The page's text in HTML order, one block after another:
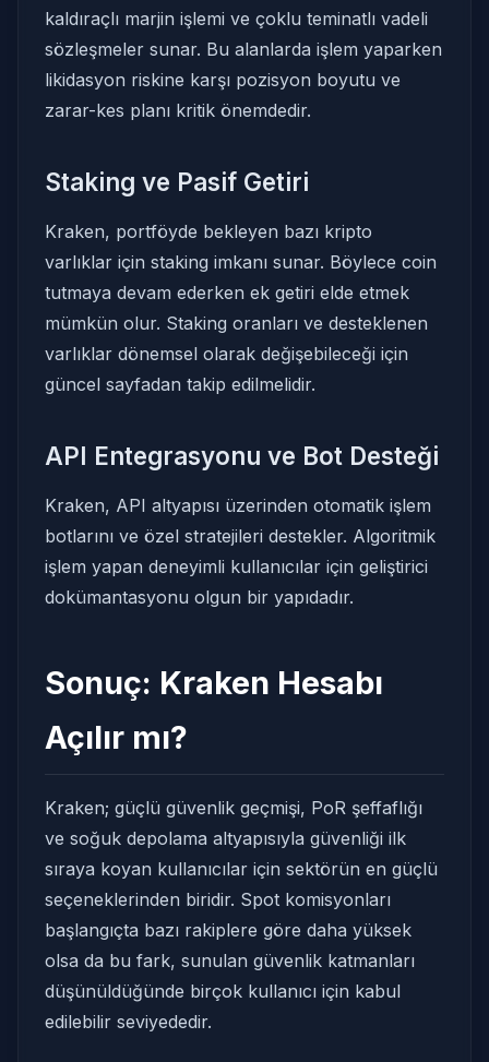
kaldıraçlı marjin işlemi ve çoklu teminatlı vadeli
sözleşmeler sunar. Bu alanlarda işlem yaparken
likidasyon riskine karşı pozisyon boyutu ve
zarar-kes planı kritik önemdedir.
Staking ve Pasif Getiri
Kraken, portföyde bekleyen bazı kripto
varlıklar için staking imkanı sunar. Böylece coin
tutmaya devam ederken ek getiri elde etmek
mümkün olur. Staking oranları ve desteklenen
varlıklar dönemsel olarak değişebileceği için
güncel sayfadan takip edilmelidir.
API Entegrasyonu ve Bot Desteği
Kraken, API altyapısı üzerinden otomatik işlem
botlarını ve özel stratejileri destekler. Algoritmik
işlem yapan deneyimli kullanıcılar için geliştirici
dokümantasyonu olgun bir yapıdadır.
Sonuç: Kraken Hesabı
Açılır mı?
Kraken; güçlü güvenlik geçmişi, PoR şeffaflığı
ve soğuk depolama altyapısıyla güvenliği ilk
sıraya koyan kullanıcılar için sektörün en güçlü
seçeneklerinden biridir. Spot komisyonları
başlangıçta bazı rakiplere göre daha yüksek
olsa da bu fark, sunulan güvenlik katmanları
düşünüldüğünde birçok kullanıcı için kabul
edilebilir seviyededir.